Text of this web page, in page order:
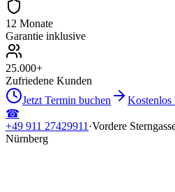
12 Monate
Garantie inklusive
25.000+
Zufriedene Kunden
Jetzt Termin buchen
Kostenlos
☎
+49 911 27429911 ·Vordere
Nürnberg